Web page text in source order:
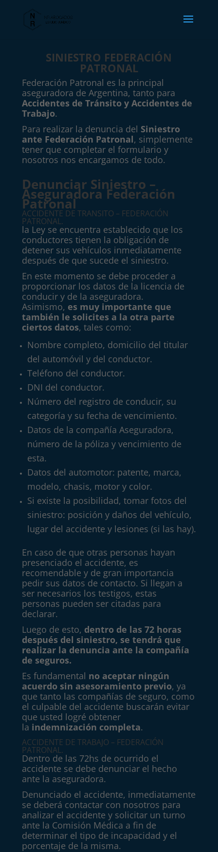
SINIESTRO FEDERACIÓN
PATRONAL
Federación Patronal es la principal
aseguradora de Argentina, tanto para
Accidentes de Tránsito y Accidentes de
Trabajo.
Para realizar la denuncia del Siniestro
ante Federación Patronal, simplemente
tener que completar el formulario y
nosotros nos encargamos de todo.
Denunciar Siniestro –
Aseguradora Federación
Patronal
ACCIDENTE DE TRANSITO – FEDERACIÓN
PATRONAL.
la Ley se encuentra establecido que los
conductores tienen la obligación de
detener sus vehículos inmediatamente
después de que sucede el siniestro.
En este momento se debe proceder a
proporcionar los datos de la licencia de
conducir y de la aseguradora.
Asimismo, es muy importante que
también le solicites a la otra parte
ciertos datos, tales como:
Nombre completo, domicilio del titular
del automóvil y del conductor.
Teléfono del conductor.
DNI del conductor.
Número del registro de conducir, su
categoría y su fecha de vencimiento.
Datos de la compañía Aseguradora,
número de la póliza y vencimiento de
esta.
Datos del automotor: patente, marca,
modelo, chasis, motor y color.
Si existe la posibilidad, tomar fotos del
siniestro: posición y daños del vehículo,
lugar del accidente y lesiones (si las hay).
En caso de que otras personas hayan
presenciado el accidente, es
recomendable y de gran importancia
pedir sus datos de contacto. Si llegan a
ser necesarios los testigos, estas
personas pueden ser citadas para
declarar.
Luego de esto, dentro de las 72 horas
después del siniestro, se tendrá que
realizar la denuncia ante la compañía
de seguros.
Es fundamental no aceptar ningún
acuerdo sin asesoramiento previo, ya
que tanto las compañías de seguro, como
el culpable del accidente buscarán evitar
que usted logré obtener
la indemnización completa.
ACCIDENTE DE TRABAJO – FEDERACIÓN
PATRONAL.
Dentro de las 72hs de ocurrido el
accidente se debe denunciar el hecho
ante la aseguradora.
Denunciado el accidente, inmediatamente
se deberá contactar con nosotros para
analizar el accidente y solicitar un turno
ante la Comisión Médica a fin de
determinar el tipo de incapacidad y el
porcentaje de la misma.